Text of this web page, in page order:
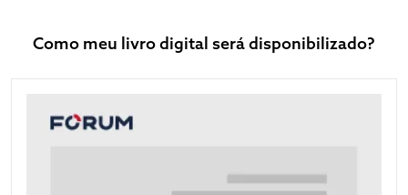
Como meu livro digital será disponibilizado?